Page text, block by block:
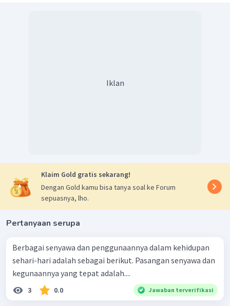
Iklan
Klaim Gold gratis sekarang!
Dengan Gold kamu bisa tanya soal ke Forum
sepuasnya, lho.
Pertanyaan serupa
Berbagai senyawa dan penggunaannya dalam kehidupan
sehari-hari adalah sebagai berikut. Pasangan senyawa dan
kegunaannya yang tepat adalah....
3 0.0 Jawaban terverifikasi